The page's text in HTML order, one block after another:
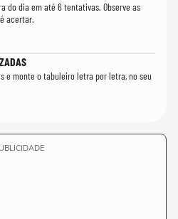
do dia em até 6 tentativas. Observe as
acertar.
e monte o tabuleiro letra por letra, no seu